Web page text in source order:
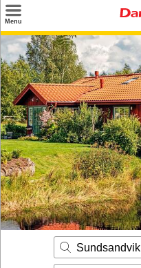
Menu
Søk
Tilbud
Inspirasjon
Info
Service
Kontakt
Eier login
Sundsandvik